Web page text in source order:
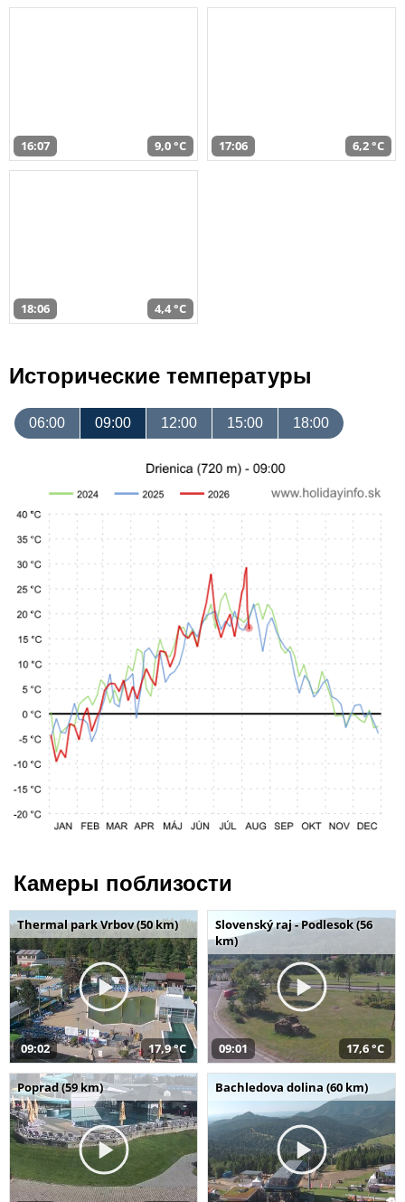
16:07 9,0 °C 17:06 6,2 °C
18:06 4,4 °C
Исторические температуры
06:00 09:00 12:00 15:00 18:00
Камеры поблизости
Thermal park Vrbov (50 km)
09:02 17,9 °C
Slovenský raj - Podlesok (56
km)
09:01 17,6 °C
Poprad (59 km) Bachledova dolina (60 km)